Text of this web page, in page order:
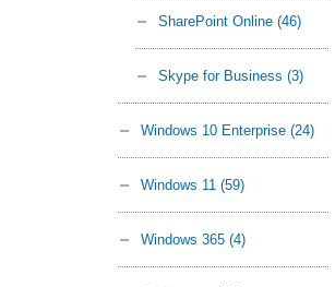
SharePoint Online (46)
Skype for Business (3)
Windows 10 Enterprise (24)
Windows 11 (59)
Windows 365 (4)